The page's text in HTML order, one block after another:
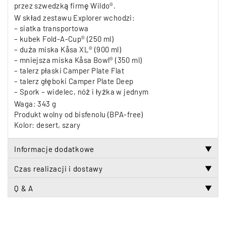
przez szwedzką firmę Wildo®.
W skład zestawu Explorer wchodzi:
– siatka transportowa
– kubek Fold-A-Cup® (250 ml)
– duża miska Kåsa XL® (900 ml)
– mniejsza miska Kåsa Bowl® (350 ml)
– talerz płaski Camper Plate Flat
– talerz głęboki Camper Plate Deep
– Spork – widelec, nóż i łyżka w jednym
Waga: 343 g
Produkt wolny od bisfenolu (BPA-free)
Kolor: desert, szary
Informacje dodatkowe ▼
Czas realizacji i dostawy ▼
Q & A ▼